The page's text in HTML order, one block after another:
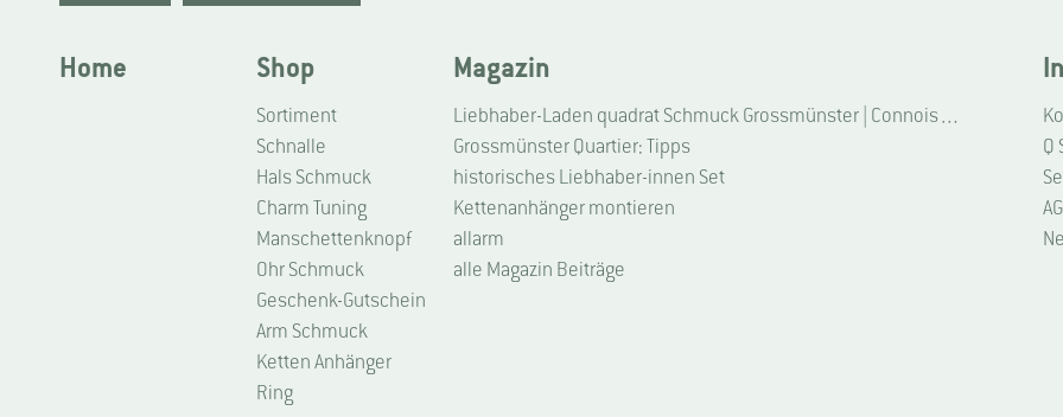
Home Shop
Sortiment
Schnalle
Hals Schmuck
Charm Tuning
Manschettenknopf
Ohr Schmuck
Geschenk-Gutschein
Arm Schmuck
Ketten Anhänger
Ring
Magazin
Liebhaber-Laden quadrat Schmuck Grossmünster | Connoisseur Shop quadrat jewellery Grossmünster
Grossmünster Quartier: Tipps
historisches Liebhaber-innen Set
Kettenanhänger montieren
allarm
alle Magazin Beiträge
Q